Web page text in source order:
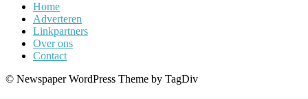
Home
Adverteren
Linkpartners
Over ons
Contact
© Newspaper WordPress Theme by TagDiv